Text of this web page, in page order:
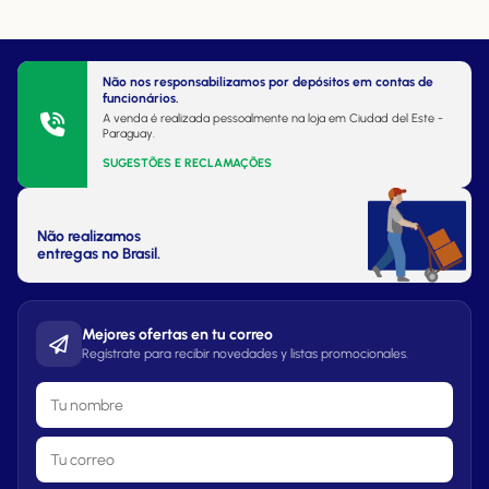
Não nos responsabilizamos por depósitos em contas de
funcionários.
A venda é realizada pessoalmente na loja em Ciudad del Este -
Paraguay.
SUGESTÕES E RECLAMAÇÕES
Não realizamos
entregas no Brasil.
Mejores ofertas en tu correo
Regístrate para recibir novedades y listas promocionales.